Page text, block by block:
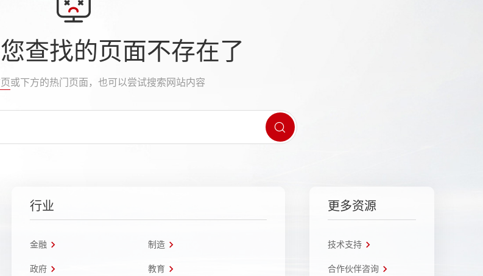
查找的页面不存在了
或下方的热门页面，也可以尝试搜索网站内容
行业
金融 制造
政府 教育
更多资源
技术支持
合作伙伴咨询